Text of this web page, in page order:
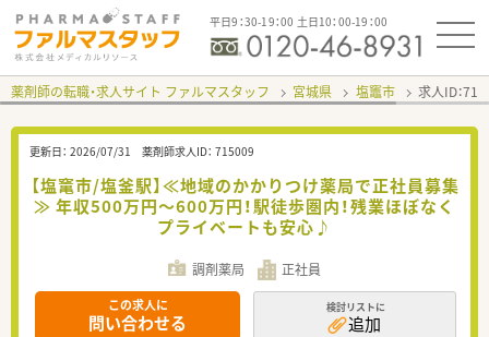
平日9：30-19：00 土日10：00-19：00
薬剤師の転職・求人サイト ファルマスタッフ 宮城県 塩竈市 求人ID：
更新日： 2026/07/31 薬剤師求人ID： 715009
【塩竃市/塩釜駅】≪地域のかかりつけ薬局で正社員募集
≫ 年収500万円～600万円！駅徒歩圏内！残業ほぼなく
プライベートも安心♪
調剤薬局 正社員
この求人に
問い合わせる
検討リストに
追加